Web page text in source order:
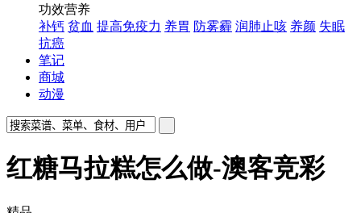
功效营养
补钙 贫血 提高免疫力 养胃 防雾霾 润肺止咳 养颜 失眠
抗癌
笔记
商城
动漫
红糖马拉糕怎么做-澳客竞彩